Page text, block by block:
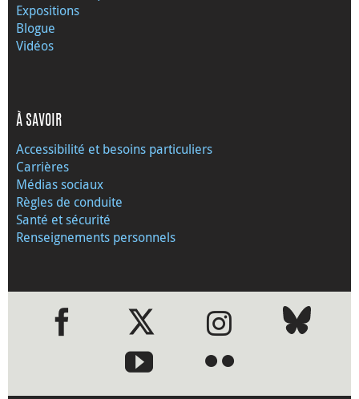
Expositions
Blogue
Vidéos
À SAVOIR
Accessibilité et besoins particuliers
Carrières
Médias sociaux
Règles de conduite
Santé et sécurité
Renseignements personnels
●●